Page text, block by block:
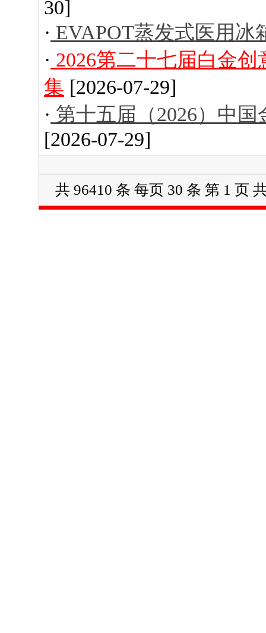
30]
· EVAPOT蒸发式医用冰
· 2026第二十七届白金
集 [2026-07-29]
· 第十五届（2026）中
[2026-07-29]
共 96410 条 每页 30 条 第 1 页